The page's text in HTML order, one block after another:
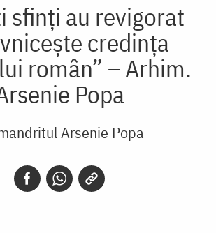
sfinți au revigorat
credința
român” – Arhim.
Popa
Arsenie Popa